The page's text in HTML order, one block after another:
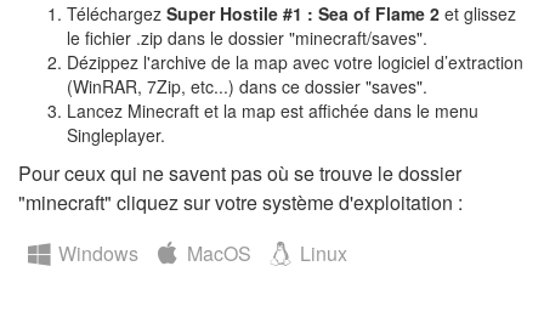
Téléchargez Super Hostile #1 : Sea of Flame 2 et glissez
le fichier .zip dans le dossier "minecraft/saves".
Dézippez l'archive de la map avec votre logiciel d’extraction
(WinRAR, 7Zip, etc...) dans ce dossier "saves".
Lancez Minecraft et la map est affichée dans le menu
Singleplayer.
Pour ceux qui ne savent pas où se trouve le dossier
"minecraft" cliquez sur votre système d'exploitation :
Windows
MacOS Linux